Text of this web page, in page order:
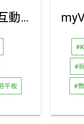
ClassSwift 一站式即時互動教學平臺
平板
#
#